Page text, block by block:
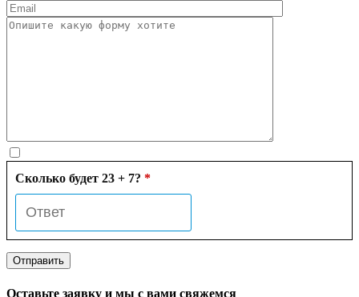
Сколько будет 23 + 7? *
Оставьте заявку и мы с вами свяжемся